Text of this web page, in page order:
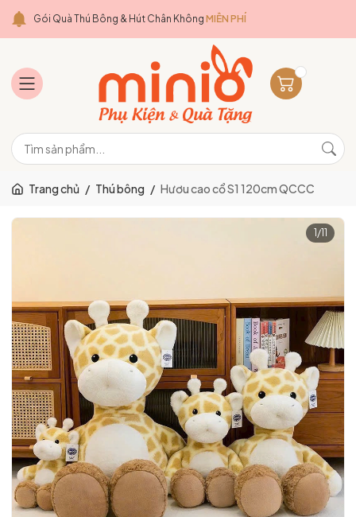
Gói Quà Thú Bông & Hút Chân Không MIỄN PHÍ
Trang chủ / Thú bông / Hươu cao cổ S1 120cm QCCC
1 /11